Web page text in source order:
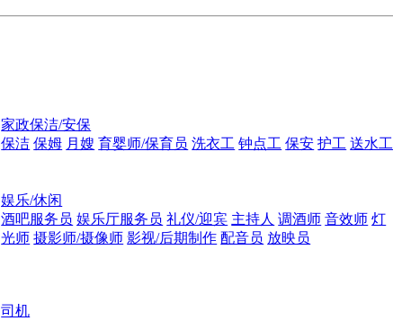
家政保洁/安保
保洁 保姆 月嫂 育婴师/保育员 洗衣工 钟点工 保安 护工 送水工
娱乐/休闲
酒吧服务员 娱乐厅服务员 礼仪/迎宾 主持人 调酒师 音效师 灯
光师 摄影师/摄像师 影视/后期制作 配音员 放映员
司机